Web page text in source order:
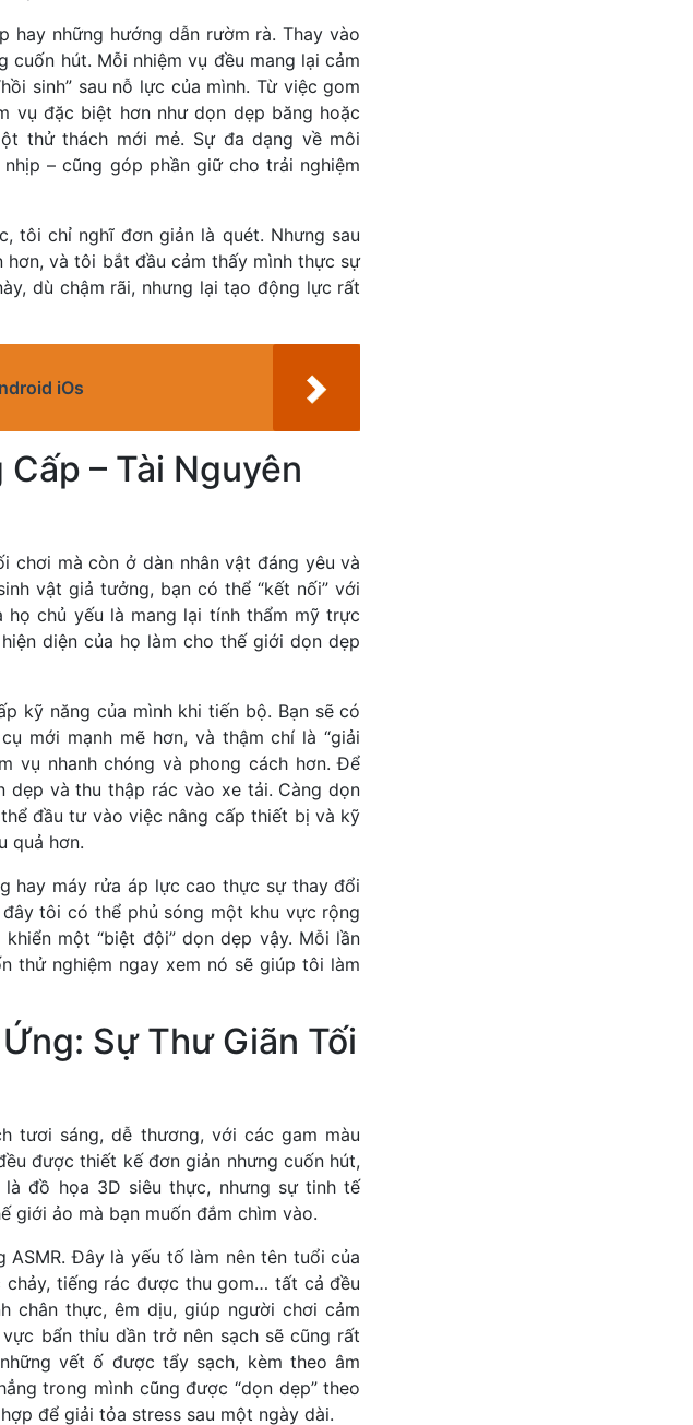
những hướng dẫn rườm rà. Thay vào
hút. Mỗi nhiệm vụ đều mang lại cảm
sinh” sau nỗ lực của mình. Từ việc gom
vụ đặc biệt hơn như dọn dẹp băng hoặc
thử thách mới mẻ. Sự đa dạng về môi
– cũng góp phần giữ cho trải nghiệm
tôi chỉ nghĩ đơn giản là quét. Nhưng sau
và tôi bắt đầu cảm thấy mình thực sự
dù chậm rãi, nhưng lại tạo động lực rất
iOs
– Tài Nguyên
chơi mà còn ở dàn nhân vật đáng yêu và
vật giả tưởng, bạn có thể “kết nối” với
chủ yếu là mang lại tính thẩm mỹ trực
diện của họ làm cho thế giới dọn dẹp
kỹ năng của mình khi tiến bộ. Bạn sẽ có
mới mạnh mẽ hơn, và thậm chí là “giải
vụ nhanh chóng và phong cách hơn. Để
dẹp và thu thập rác vào xe tải. Càng dọn
đầu tư vào việc nâng cấp thiết bị và kỹ
quả hơn.
hay máy rửa áp lực cao thực sự thay đổi
tôi có thể phủ sóng một khu vực rộng
một “biệt đội” dọn dẹp vậy. Mỗi lần
thử nghiệm ngay xem nó sẽ giúp tôi làm
Sự Thư Giãn Tối
tươi sáng, dễ thương, với các gam màu
được thiết kế đơn giản nhưng cuốn hút,
đồ họa 3D siêu thực, nhưng sự tinh tế
giới ảo mà bạn muốn đắm chìm vào.
Đây là yếu tố làm nên tên tuổi của
tiếng rác được thu gom… tất cả đều
chân thực, êm dịu, giúp người chơi cảm
bẩn thỉu dần trở nên sạch sẽ cũng rất
vết ố được tẩy sạch, kèm theo âm
trong mình cũng được “dọn dẹp” theo
để giải tỏa stress sau một ngày dài.